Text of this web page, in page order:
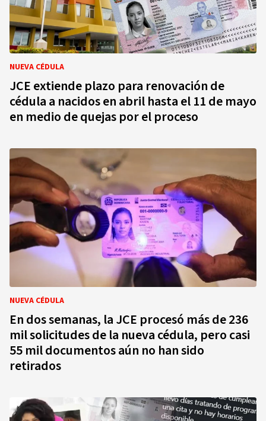
NUEVA CÉDULA
JCE extiende plazo para renovación de
cédula a nacidos en abril hasta el 11 de mayo
en medio de quejas por el proceso
NUEVA CÉDULA
En dos semanas, la JCE procesó más de 236
mil solicitudes de la nueva cédula, pero casi
55 mil documentos aún no han sido
retirados